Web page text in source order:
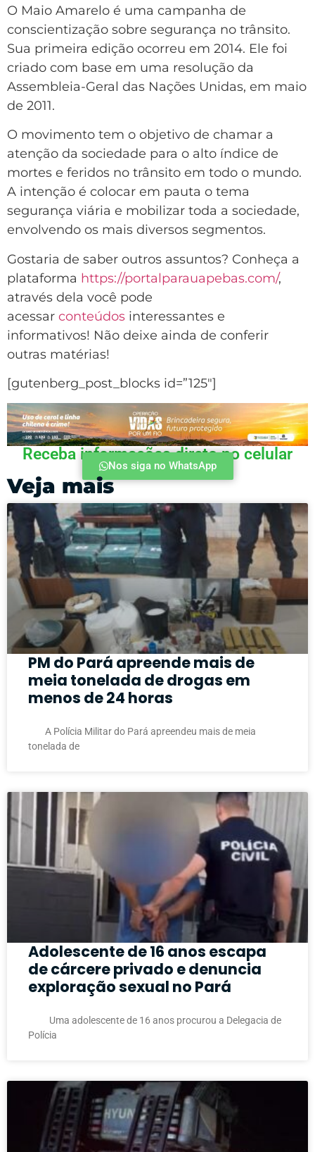
O Maio Amarelo é uma campanha de
conscientização sobre segurança no trânsito.
Sua primeira edição ocorreu em 2014. Ele foi
criado com base em uma resolução da
Assembleia-Geral das Nações Unidas, em maio
de 2011.
O movimento tem o objetivo de chamar a
atenção da sociedade para o alto índice de
mortes e feridos no trânsito em todo o mundo.
A intenção é colocar em pauta o tema
segurança viária e mobilizar toda a sociedade,
envolvendo os mais diversos segmentos.
Gostaria de saber outros assuntos? Conheça a
plataforma https://portalparauapebas.com/,
através dela você pode
acessar conteúdos interessantes e
informativos! Não deixe ainda de conferir
outras matérias!
[gutenberg_post_blocks id=”125″]
Receba informações direto no celular
Nos siga no WhatsApp
Veja mais
PM do Pará apreende mais de
meia tonelada de drogas em
menos de 24 horas
A Polícia Militar do Pará apreendeu mais de meia
tonelada de
Adolescente de 16 anos escapa
de cárcere privado e denuncia
exploração sexual no Pará
Uma adolescente de 16 anos procurou a Delegacia de
Polícia